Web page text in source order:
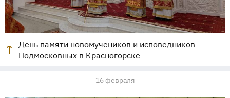
День памяти новомучеников и исповедников
Подмосковных в Красногорске
16 февраля